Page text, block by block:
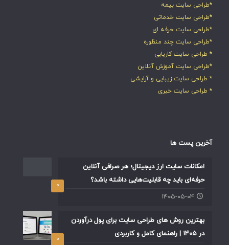
*طراحی سایت بیمه
*طراحی سایت خدماتی
*طراحی سایت حرفه ای
*طراحی سایت چند منظوره
* طراحی سایت کاریابی
*طراحی سایت آموزش آنلاین
* طراحی سایت زیبایی و آرایشی
* طراحی سایت خبری
آخرین پست ها
۰
امکانات سایت ارز دیجیتال؛ هر صرافی آنلاین
حرفه‌ای باید چه قابلیت‌هایی داشته باشد؟
۱۴۰۵-۰۵-۰۴
۰
بهترین روش های طراحی سایت برای پول درآوردن
در ۱۴۰۵ | راهنمای کامل و کاربردی